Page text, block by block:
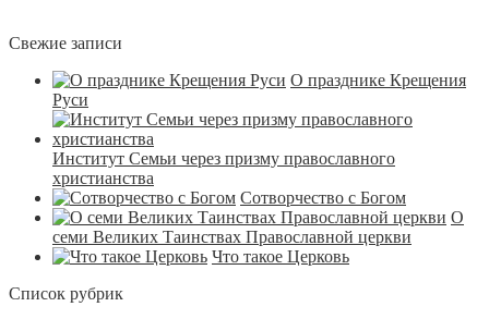
Свежие записи
О празднике Крещения
Руси
Институт Семьи через призму православного
христианства
Сотворчество с Богом
О
семи Великих Таинствах Православной церкви
Что такое Церковь
Список рубрик